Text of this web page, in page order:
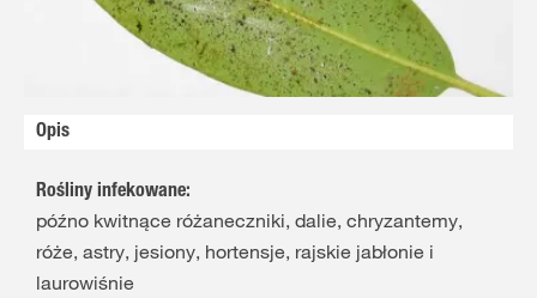
Opis
Rośliny infekowane:
późno kwitnące różaneczniki, dalie, chryzantemy,
róże, astry, jesiony, hortensje, rajskie jabłonie i
laurowiśnie